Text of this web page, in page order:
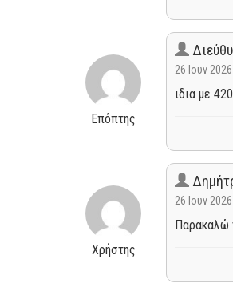
Επόπτης
26 Ιουν
ιδια με
Χρήστης
26 Ιουν
Παρακαλώ